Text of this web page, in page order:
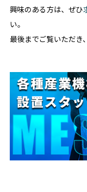
興味のある方は、ぜひ
い。
最後までご覧いただき